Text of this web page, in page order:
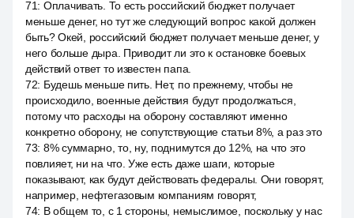
71: Оплачивать. То есть российский бюджет получает
меньше денег, но тут же следующий вопрос какой должен
быть? Окей, российский бюджет получает меньше денег, у
него больше дыра. Приводит ли это к остановке боевых
действий ответ то известен папа.
72: Будешь меньше пить. Нет, по прежнему, чтобы не
происходило, военные действия будут продолжаться,
потому что расходы на оборону составляют именно
конкретно оборону, не сопутствующие статьи 8%, а раз это
73: 8% суммарно, то, ну, поднимутся до 12%, на что это
повлияет, ни на что. Уже есть даже шаги, которые
показывают, как будут действовать федералы. Они говорят,
например, нефтегазовым компаниям говорят,
74: В общем то, с 1 стороны, немыслимое, поскольку у нас